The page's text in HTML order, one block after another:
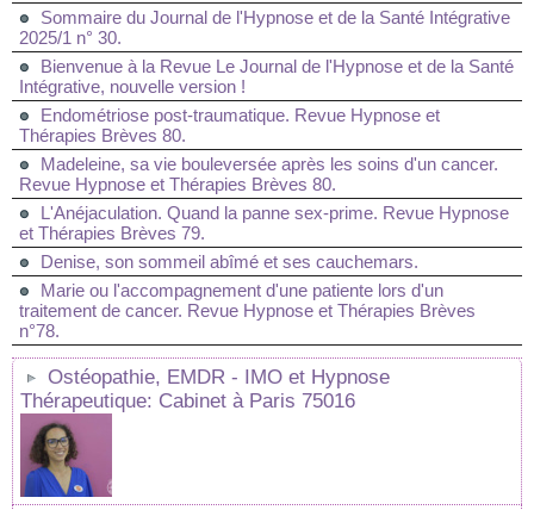
Sommaire du Journal de l'Hypnose et de la Santé Intégrative
2025/1 n° 30.
Bienvenue à la Revue Le Journal de l'Hypnose et de la Santé
Intégrative, nouvelle version !
Endométriose post-traumatique. Revue Hypnose et
Thérapies Brèves 80.
Madeleine, sa vie bouleversée après les soins d'un cancer.
Revue Hypnose et Thérapies Brèves 80.
L'Anéjaculation. Quand la panne sex-prime. Revue Hypnose
et Thérapies Brèves 79.
Denise, son sommeil abîmé et ses cauchemars.
Marie ou l'accompagnement d'une patiente lors d'un
traitement de cancer. Revue Hypnose et Thérapies Brèves
n°78.
Ostéopathie, EMDR - IMO et Hypnose
Thérapeutique: Cabinet à Paris 75016